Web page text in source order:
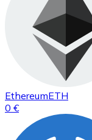
EthereumETH
0 €